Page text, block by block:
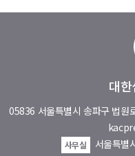
대한
05836 서울특별시 송파구 법
사무실 서울특별